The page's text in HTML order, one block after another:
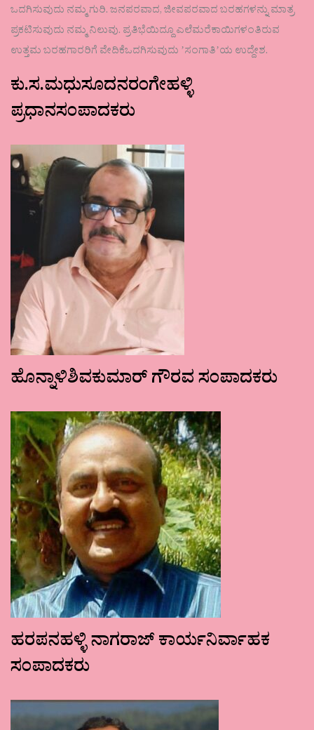
ಒದಗಿಸುವುದು ನಮ್ಮ ಗುರಿ. ಜನಪರವಾದ, ಜೀವಪರವಾದ ಬರಹಗಳನ್ನು ಮಾತ್ರ
ಪ್ರಕಟಿಸುವುದು ನಮ್ಮ ನಿಲುವು. ಪ್ರತಿಭೆಯಿದ್ದೂ ಎಲೆಮರೆಕಾಯಿಗಳಂತಿರುವ
ಉತ್ತಮ ಬರಹಗಾರರಿಗೆ ವೇದಿಕೆಒದಗಿಸುವುದು ʼಸಂಗಾತಿʼಯ ಉದ್ದೇಶ.
ಕು.ಸ.ಮಧುಸೂದನರಂಗೇಹಳ್ಳಿ
ಪ್ರಧಾನಸಂಪಾದಕರು
ಹೊನ್ನಾಳಿಶಿವಕುಮಾರ್ ಗೌರವ ಸಂಪಾದಕರು
ಹರಪನಹಳ್ಳಿ ನಾಗರಾಜ್ ಕಾರ್ಯನಿರ್ವಾಹಕ
ಸಂಪಾದಕರು